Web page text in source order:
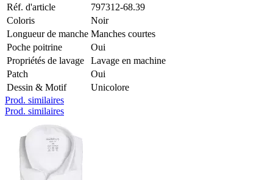
Réf. d'article
797312-68.39
Coloris
Noir
Longueur de manche Manches courtes
Poche poitrine
Oui
Propriétés de lavage
Lavage en machine
Patch
Oui
Dessin & Motif
Unicolore
Prod. similaires
Prod. similaires